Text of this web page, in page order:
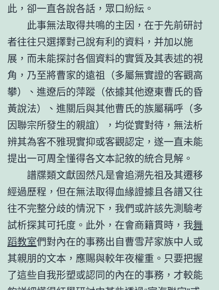
此，卻一直各說各話，眾口紛紜。
此事無法取得共鳴的主因，在于先前研討
者往往只選擇對己說有利的資料，并加以施
展，而未能探討各個資料的實質及其表述的視
角，乃至將曹家的遠祖（多屬無實證的客觀高
攀）、進遼后的萍蹤（依據其他遼東曹氏的昏
黃說法）、進關后與其他曹氏的族屬稱呼（多
因聯宗所發生的親誼），均從實對待，無法析
辨其為客不雅現實抑或客觀認定，遂一直未能
提出一可周全懂得各文本記敘的統合見解。
譜牒類文獻固然凡是會追溯先祖及其遷移
經過歷程，但在無法取得血緣證據且各譜又往
往不完整分歧的情況下，我們或許該先測驗考
試析探其可托度。此外，在會商籍貫時，我舞
蹈教室們對內在的事務出自曹雪芹家族中人或
其親朋的文本，應賜與較年夜權重。只要把握
了這些自我形塑或認同的內在的事務，才較能